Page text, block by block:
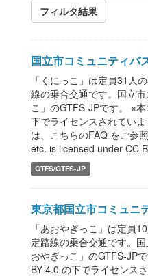
フィルタ結果
国立市コミュニティバ
「くにっこ」は定員31人
線の乗合交通です。国立
こ」のGTFS-JPです。 ※
下でライセンスされてい
は、こちらのFAQ をご参
etc. is licensed under CC
GTFS/GTFS-JP
東京都国立市コミュニ
「あおやぎっこ」は定員
定路線の乗合交通です。
おやぎっこ」のGTFS-JP
BY 4.0 の下でライセンス